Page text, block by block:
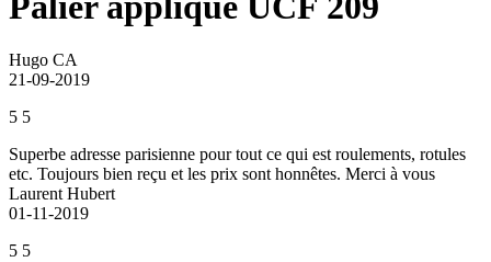
Hugo CA
21-09-2019
5 5
Superbe adresse parisienne pour tout ce qui est roulements, rotules
etc. Toujours bien reçu et les prix sont honnêtes. Merci à vous
Laurent Hubert
01-11-2019
5 5